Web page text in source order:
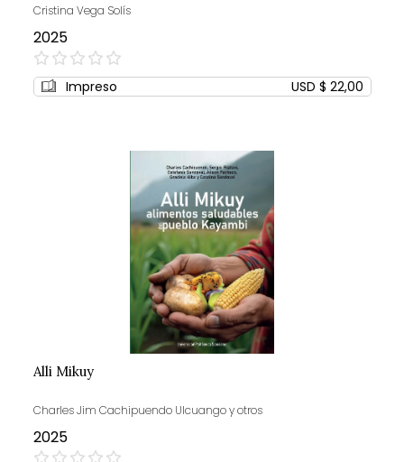
Cristina Vega Solís
2025
0%
Impreso USD $ 22,00
Alli Mikuy
Charles Jim Cachipuendo Ulcuango y otros
2025